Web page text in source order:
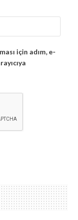
için adım, e-